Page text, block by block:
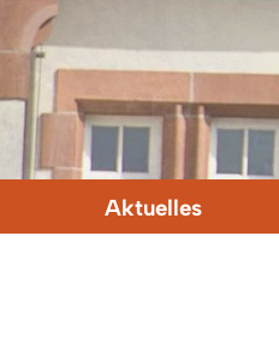
Aktuelles